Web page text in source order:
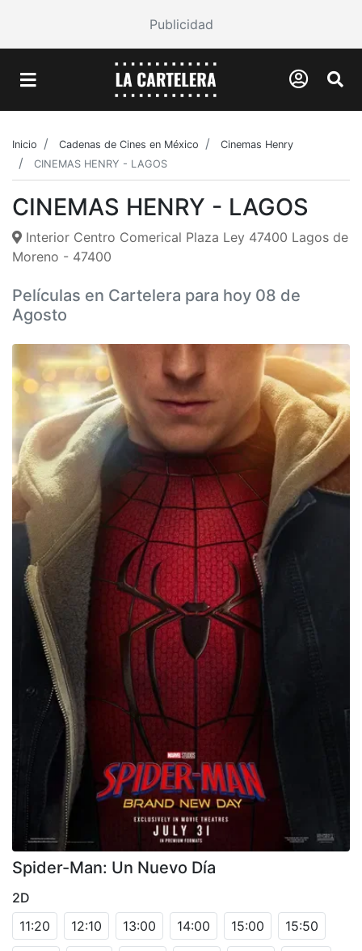
Publicidad
Inicio Cadenas de Cines en México
Cinemas Henry
CINEMAS HENRY - LAGOS
CINEMAS HENRY - LAGOS
Interior Centro Comerical Plaza Ley 47400 Lagos de
Moreno - 47400
Películas en Cartelera para hoy 08 de
Agosto
Spider-Man: Un Nuevo Día
2D
11:20
12:10 13:00 14:00 15:00 15:50